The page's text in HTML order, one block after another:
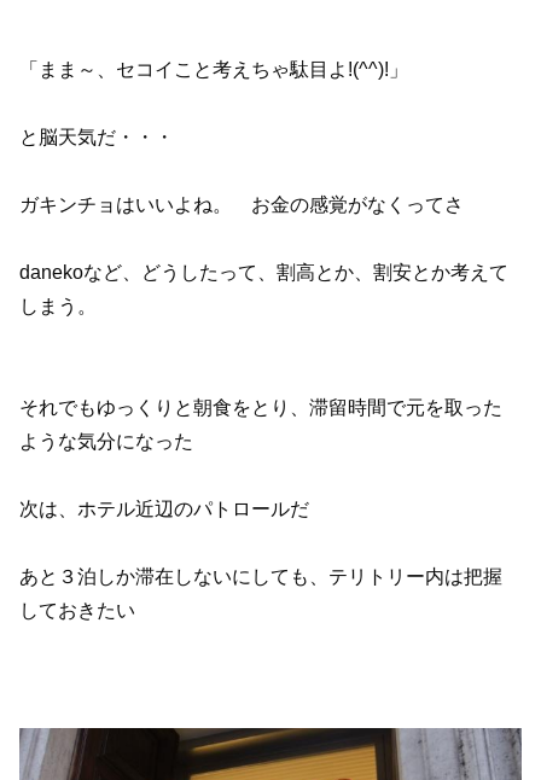
「まま～、セコイこと考えちゃ駄目よ!(^^)!」
と脳天気だ・・・
ガキンチョはいいよね。 お金の感覚がなくってさ
danekoなど、どうしたって、割高とか、割安とか考えて
しまう。
それでもゆっくりと朝食をとり、滞留時間で元を取った
ような気分になった
次は、ホテル近辺のパトロールだ
あと３泊しか滞在しないにしても、テリトリー内は把握
しておきたい